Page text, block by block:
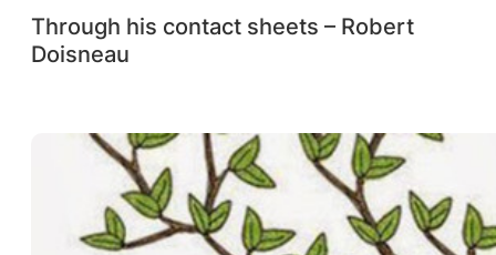
Through his contact sheets – Robert
Doisneau